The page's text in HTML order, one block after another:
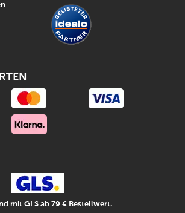
mit GLS ab 79 € Bestellwert.